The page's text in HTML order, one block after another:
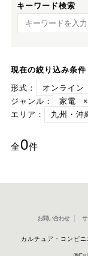
キーワード検索
キーワード検索
現在の絞り込み条件
形式：
オンライン
ジャンル：
家電
×
エリア：
九州・沖
全0件
お問い合わせ
カルチュア・コンビ